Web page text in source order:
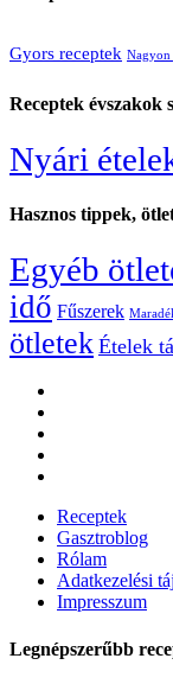
Gyors receptek Nagyon
Receptek évszakok
Nyári
Hasznos tippek,
Egyéb
idő Fűszerek
ötletek Ételek
Receptek
Gasztroblog
Rólam
Adatkezelési
Impresszum
Legnépszerűbb